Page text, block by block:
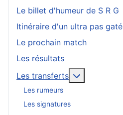
Le billet d'humeur de S R G
Itinéraire d'un ultra pas gaté
Le prochain match
Les résultats
Les transferts
Les rumeurs
Les signatures